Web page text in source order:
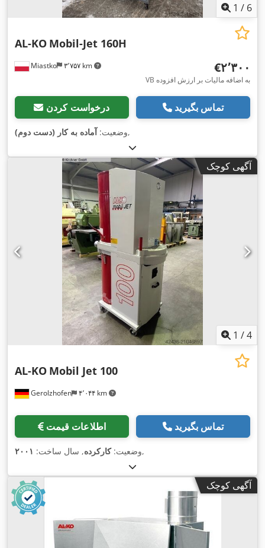
1 / 6
Miastko ۳٬۷۵۷ km
AL-KO Mobil-Jet 160H
‎€۲٬۳۰۰
VB به اضافه مالیات بر ارزش افزوده
درخواست کردن تماس بگیرید
وضعیت:آماده به کار (دست دوم) ,
آگهی کوچک
1 /4
Gerolzhofen ۴٬۰۴۴ km
AL-KO Mobil Jet 100
اطلاعات قیمت تماس بگیرید
وضعیت:کارکرده, سال ساخت: ۲۰۰۱ ,
آگهی کوچک